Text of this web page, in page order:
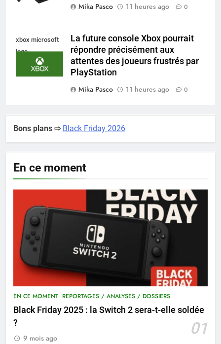
Mika Pasco
11 heures ago 0
xbox microsoft
logo
La future console Xbox pourrait
répondre précisément aux
attentes des joueurs frustrés par
PlayStation
Mika Pasco
11 heures ago 0
Bons plans ⇨ Black Friday 2026
En ce moment
EN CE MOMENT REPORTAGES / ANALYSES / DOSSIERS
Black Friday 2025 : la Switch 2 sera-t-elle soldée
?
01
9 mois ago